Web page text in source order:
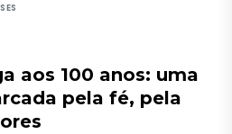
aos 100 anos: uma
pela fé, pela